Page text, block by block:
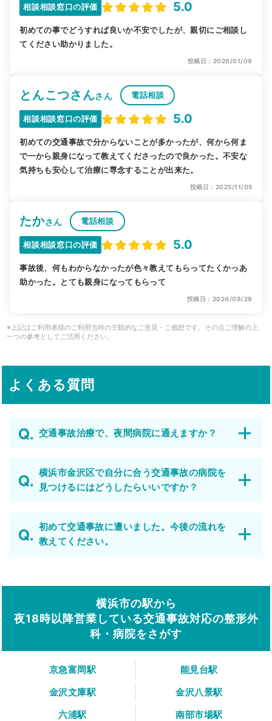
相談相談窓口の評価 5.0
初めての事でどうすれば良いか不安でしたが、親切にご相談し
てください助かりました。
投稿日：2026/01/09
とんこつさんさん 電話相談
相談相談窓口の評価 5.0
初めての交通事故で分からないことが多かったが、何から何ま
で一から親身になって教えてくださったので良かった。不安な
気持ちも安心して治療に専念することが出来た。
投稿日：2025/11/05
たかさん 電話相談
相談相談窓口の評価 5.0
事故後、何もわからなかったが色々教えてもらってたくかっあ
助かった。とても親身になってもらって
投稿日：2024/09/29
※上記はご利用者様のご利用当時の主観的なご意見・ご感想です。その点ご理解の上、
一つの参考としてご活用ください。
よくある質問
交通事故治療で、夜間病院に通えますか？
横浜市金沢区で自分に合う交通事故の病院を
見つけるにはどうしたらいいですか？
初めて交通事故に遭いました。今後の流れを
教えてください。
横浜市の駅から
夜18時以降営業している交通事故対応の整形外
科・病院をさがす
京急富岡駅
能見台駅
金沢文庫駅
金沢八景駅
六浦駅
南部市場駅